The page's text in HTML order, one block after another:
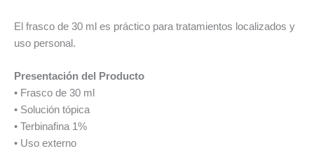
El frasco de 30 ml es práctico para tratamientos localizados y
uso personal.
Presentación del Producto
• Frasco de 30 ml
• Solución tópica
• Terbinafina 1%
• Uso externo